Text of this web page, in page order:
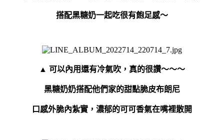
搭配黑糖奶一起吃很有飽足感～
▲ 可以內用還有冷氣吹，真的很讚～～～
黑糖奶奶搭配他們家的甜點脆皮布朗尼
口感外脆內紮實，濃郁的可可香氣在嘴裡散開